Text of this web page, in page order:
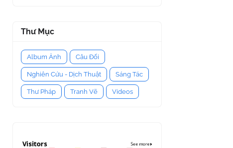
Thư Mục
Album Ảnh Câu Đối
Nghiên Cứu - Dịch Thuật Sáng Tác
Thư Pháp Tranh Vẽ Videos